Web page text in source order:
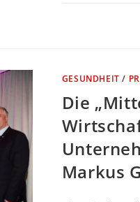
GESUNDHEIT /
Die
Markus